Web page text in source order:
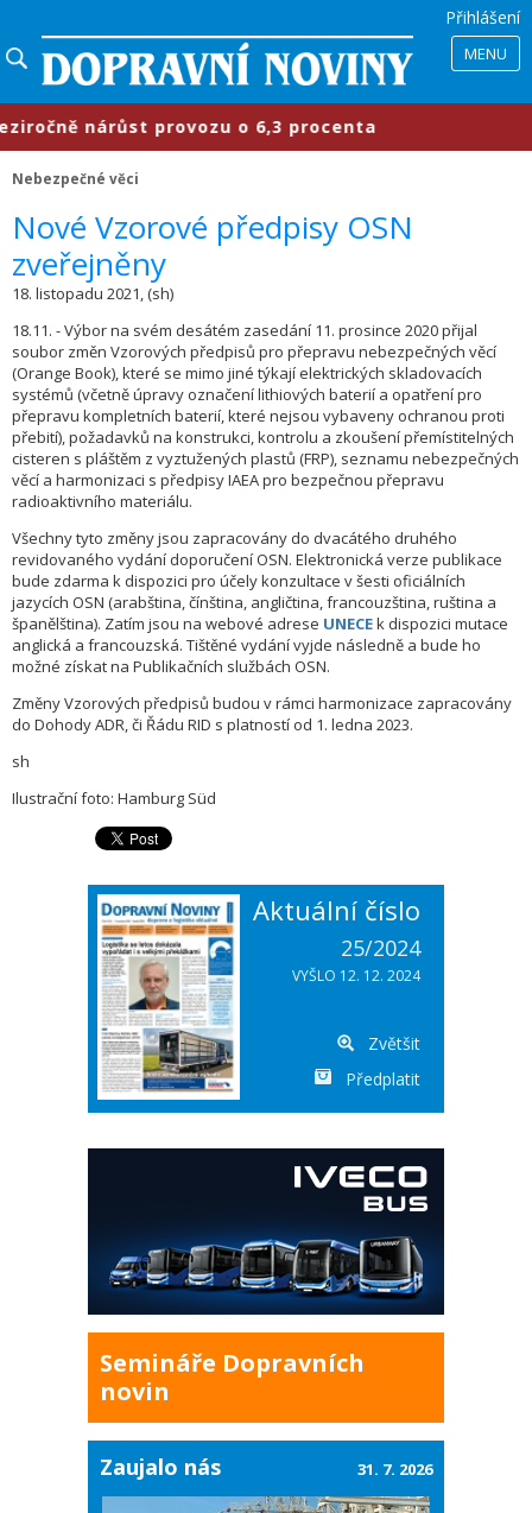
Přihlášení
MENU
nárůst provozu o 6,3 procenta
Nebezpečné věci
Nové Vzorové předpisy OSN
zveřejněny
18. listopadu 2021, (sh)
18.11. - Výbor na svém desátém zasedání 11. prosince 2020 přijal
soubor změn Vzorových předpisů pro přepravu nebezpečných věcí
(Orange Book), které se mimo jiné týkají elektrických skladovacích
systémů (včetně úpravy označení lithiových baterií a opatření pro
přepravu kompletních baterií, které nejsou vybaveny ochranou proti
přebití), požadavků na konstrukci, kontrolu a zkoušení přemístitelných
cisteren s pláštěm z vyztužených plastů (FRP), seznamu nebezpečných
věcí a harmonizaci s předpisy IAEA pro bezpečnou přepravu
radioaktivního materiálu.
Všechny tyto změny jsou zapracovány do dvacátého druhého
revidovaného vydání doporučení OSN. Elektronická verze publikace
bude zdarma k dispozici pro účely konzultace v šesti oficiálních
jazycích OSN (arabština, čínština, angličtina, francouzština, ruština a
španělština). Zatím jsou na webové adrese UNECEk dispozici mutace
anglická a francouzská. Tištěné vydání vyjde následně a bude ho
možné získat na Publikačních službách OSN.
Změny Vzorových předpisů budou v rámci harmonizace zapracovány
do Dohody ADR, či Řádu RID s platností od 1. ledna 2023.
sh
Ilustrační foto: Hamburg Süd
Aktuální číslo
25/2024
VYŠLO 12. 12. 2024
Zvětšit
Předplatit
Semináře Dopravních
novin
Zaujalo nás 31. 7. 2026